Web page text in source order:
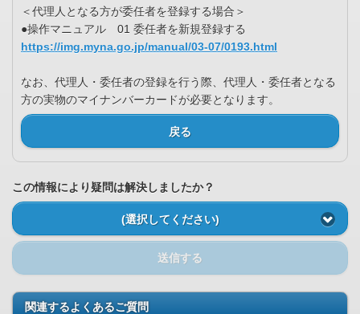
＜代理人となる方が委任者を登録する場合＞
●操作マニュアル 01 委任者を新規登録する
https://img.myna.go.jp/manual/03-07/0193.html
なお、代理人・委任者の登録を行う際、代理人・委任者となる
方の実物のマイナンバーカードが必要となります。
戻る
この情報により疑問は解決しましたか？
(選択してください)
送信する
関連するよくあるご質問